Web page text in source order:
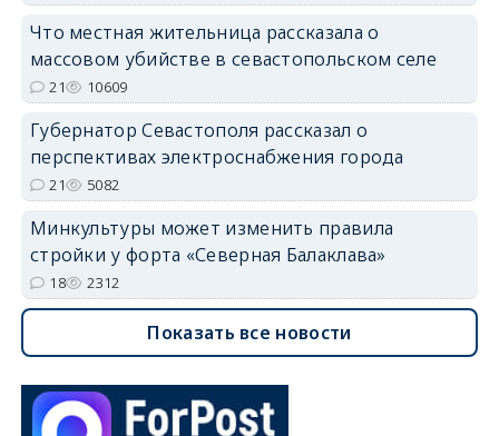
Что местная жительница рассказала о
массовом убийстве в севастопольском селе
21 10609
Губернатор Севастополя рассказал о
перспективах электроснабжения города
21 5082
Минкультуры может изменить правила
стройки у форта «Северная Балаклава»
18 2312
Показать все новости